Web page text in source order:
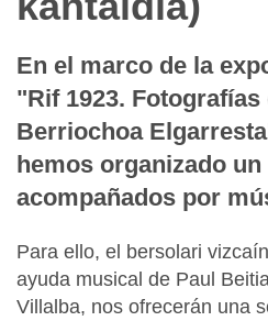
En el marco de la
"Rif 1923.
Berriochoa
hemos organizado
acompañados por
Para ello, el bersolari
ayuda musical de Paul
Villalba, nos ofrecerán una